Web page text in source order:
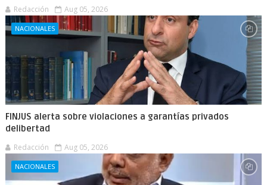
Redacción Aug 05, 2026
NACIONALES
FINJUS alerta sobre violaciones a garantías privados
delibertad
Redacción Aug 05, 2026
NACIONALES